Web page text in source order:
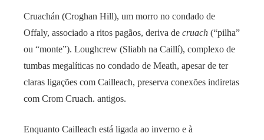
Cruachán (Croghan Hill), um morro no condado de
Offaly, associado a ritos pagãos, deriva de cruach (“pilha”
ou “monte”). Loughcrew (Sliabh na Caillí), complexo de
tumbas megalíticas no condado de Meath, apesar de ter
claras ligações com Cailleach, preserva conexões indiretas
com Crom Cruach. antigos.
Enquanto Cailleach está ligada ao inverno e à